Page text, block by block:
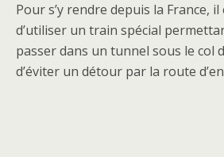
Pour s’y rendre depuis la France,
d’utiliser un train spécial
passer dans un tunnel sous le col
d’éviter un détour par la route